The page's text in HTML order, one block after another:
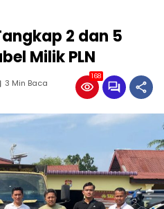
2 dan 5
Milik PLN
3 Min Baca
168